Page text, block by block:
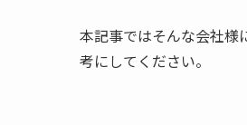
本記事ではそんな会社様
考にしてください。